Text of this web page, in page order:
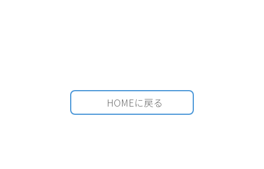
HOMEに戻る